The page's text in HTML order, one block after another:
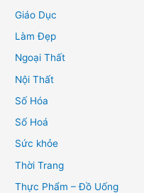
Giáo Dục
Làm Đẹp
Ngoại Thất
Nội Thất
Số Hóa
Số Hoá
Sức khỏe
Thời Trang
Thực Phẩm – Đồ Uống